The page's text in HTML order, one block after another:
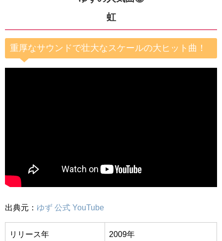
虹
重厚なサウンドで壮大なスケールの大ヒット曲！
出典元： ゆず 公式 YouTube
リリース年 2009年